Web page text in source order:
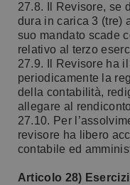
27.8. Il Revisore, se
dura in carica 3 (tre)
suo mandato scade
relativo al terzo
27.9. Il Revisore ha
periodicamente la
della contabilità,
allegare al
27.10. Per
revisore ha libero
contabile ed
Articolo 28)